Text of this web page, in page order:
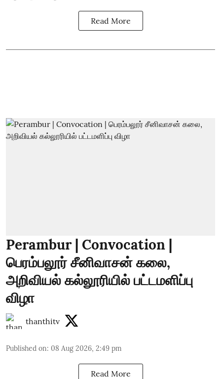
Read More
Perambur | Convocation |
பெரம்பலூர் சீனிவாசன் கலை,
அறிவியல் கல்லூரியில் பட்டமளிப்பு
விழா
thanthitv
Published on: 08 Aug 2026, 2:49 pm
Read More